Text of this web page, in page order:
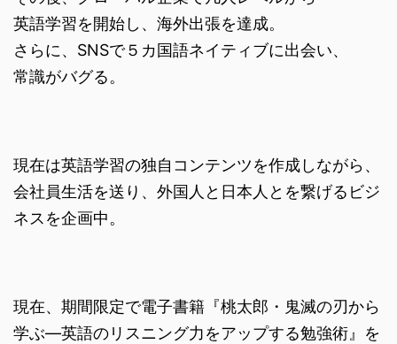
英語学習を開始し、海外出張を達成。
さらに、SNSで５カ国語ネイティブに出会い、
常識がバグる。
現在は英語学習の独自コンテンツを作成しながら、
会社員生活を送り、外国人と日本人とを繋げるビジ
ネスを企画中。
現在、期間限定で電子書籍『桃太郎・鬼滅の刃から
学ぶ―英語のリスニング力をアップする勉強術』を